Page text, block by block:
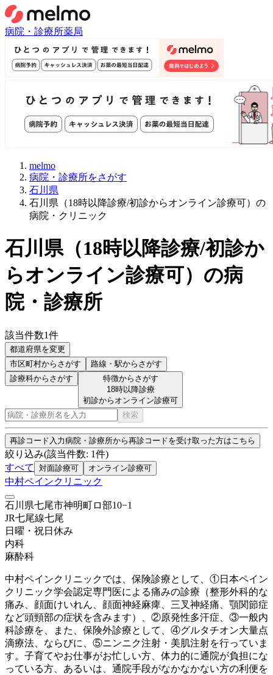
病院・診療所薬局
melmo
病院・診療所をさがす
石川県
石川県（18時以降診療/初診からオンライン診療可）の
病院・クリニック
石川県（18時以降診療/初診か
らオンライン診療可） の病
院・診療所
該当件数1件
都道府県を変更
市区町村からさがす 路線・駅からさがす
診療科からさがす
特徴からさがす
18時以降診療
初診からオンライン診療可
検索
再診コード入力病院・診療所から再診コードを受け取った方はこちら
絞り込み(該当件数: 1件)
すべて
対面診療可 オンライン診療可
中村ペインクリニック
石川県七尾市神明町ロ部10−1
JR七尾線七尾
日曜・祝日 休み
内科
麻酔科
中村ペインクリニックでは、保険診療として、①日本ペイン
クリニック学会認定専門医による痛みの診療（整形外科的な
痛み、顔面けいれん、顔面神経麻痺、三叉神経痛、顎関節症
など頭頸部の症状を含みます）、②原発性多汗症、③一般内
科診療を、また、保険外診療として、④グルタチオン大量点
滴療法、ならびに、⑤ニンニク注射・美肌注射を行っていま
す。子育てやお仕事がお忙しい方、体力的に通院が負担にな
っている方、あるいは、通院手段がなかなかない方の利便を